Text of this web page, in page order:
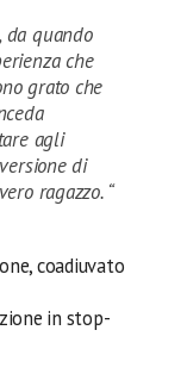
da quando
che
grato che
agli
di
ragazzo. “
coadiuvato
in stop-